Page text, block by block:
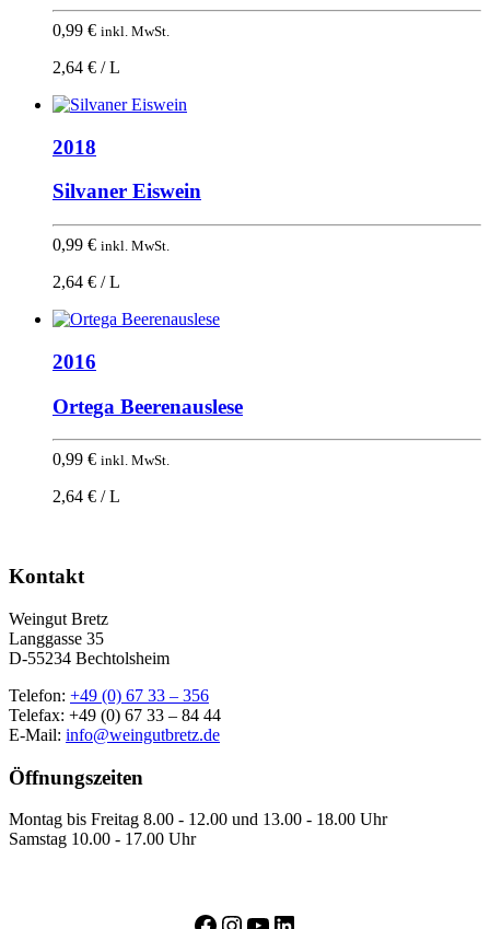
0,99 € inkl. MwSt.
2,64 € / L
2018
Silvaner Eiswein
0,99 € inkl. MwSt.
2,64 € / L
2016
Ortega Beerenauslese
0,99 € inkl. MwSt.
2,64 € / L
Kontakt
Weingut Bretz
Langgasse 35
D-55234 Bechtolsheim
Telefon: +49 (0) 67 33 – 356
Telefax: +49 (0) 67 33 – 84 44
E-Mail: info@weingutbretz.de
Öffnungszeiten
Montag bis Freitag 8.00 - 12.00 und 13.00 - 18.00 Uhr
Samstag 10.00 - 17.00 Uhr